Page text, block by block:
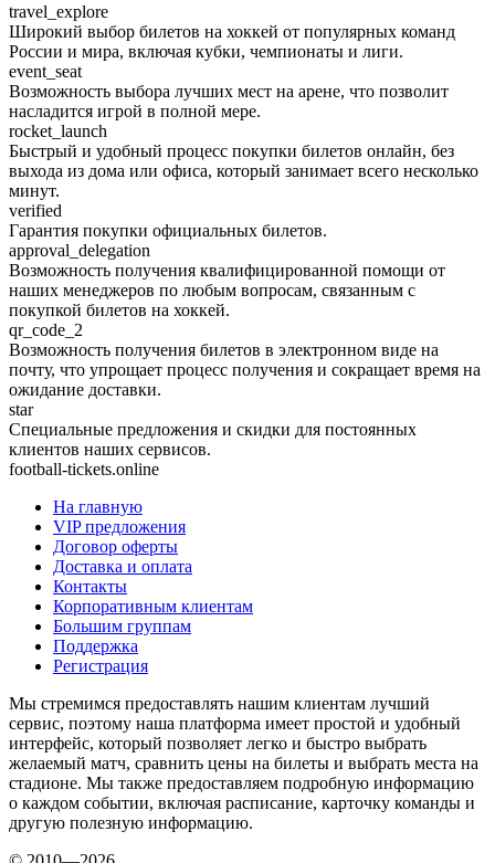
travel_explore
Широкий выбор билетов на хоккей от популярных команд
России и мира, включая кубки, чемпионаты и лиги.
event_seat
Возможность выбора лучших мест на арене, что позволит
насладится игрой в полной мере.
rocket_launch
Быстрый и удобный процесс покупки билетов онлайн, без
выхода из дома или офиса, который занимает всего несколько
минут.
verified
Гарантия покупки официальных билетов.
approval_delegation
Возможность получения квалифицированной помощи от
наших менеджеров по любым вопросам, связанным с
покупкой билетов на хоккей.
qr_code_2
Возможность получения билетов в электронном виде на
почту, что упрощает процесс получения и сокращает время на
ожидание доставки.
star
Специальные предложения и скидки для постоянных
клиентов наших сервисов.
football-tickets.online
На главную
VIP предложения
Договор оферты
Доставка и оплата
Контакты
Корпоративным клиентам
Большим группам
Поддержка
Регистрация
Мы стремимся предоставлять нашим клиентам лучший
сервис, поэтому наша платформа имеет простой и удобный
интерфейс, который позволяет легко и быстро выбрать
желаемый матч, сравнить цены на билеты и выбрать места на
стадионе. Мы также предоставляем подробную информацию
о каждом событии, включая расписание, карточку команды и
другую полезную информацию.